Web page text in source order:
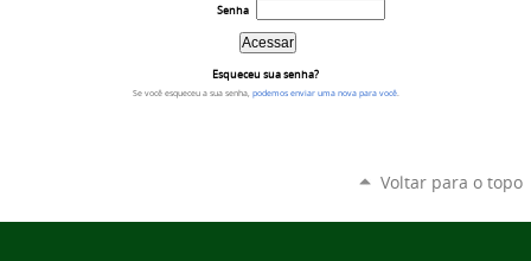
Senha
Esqueceu sua senha?
Se você esqueceu a sua senha, podemos enviar uma nova para você.
Voltar para o topo